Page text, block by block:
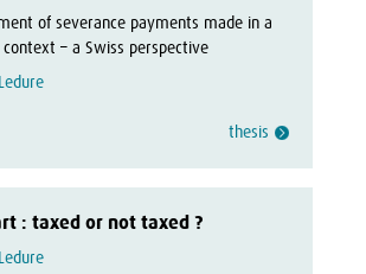
of severance payments made in a
– a Swiss perspective
thesis
: taxed or not taxed ?